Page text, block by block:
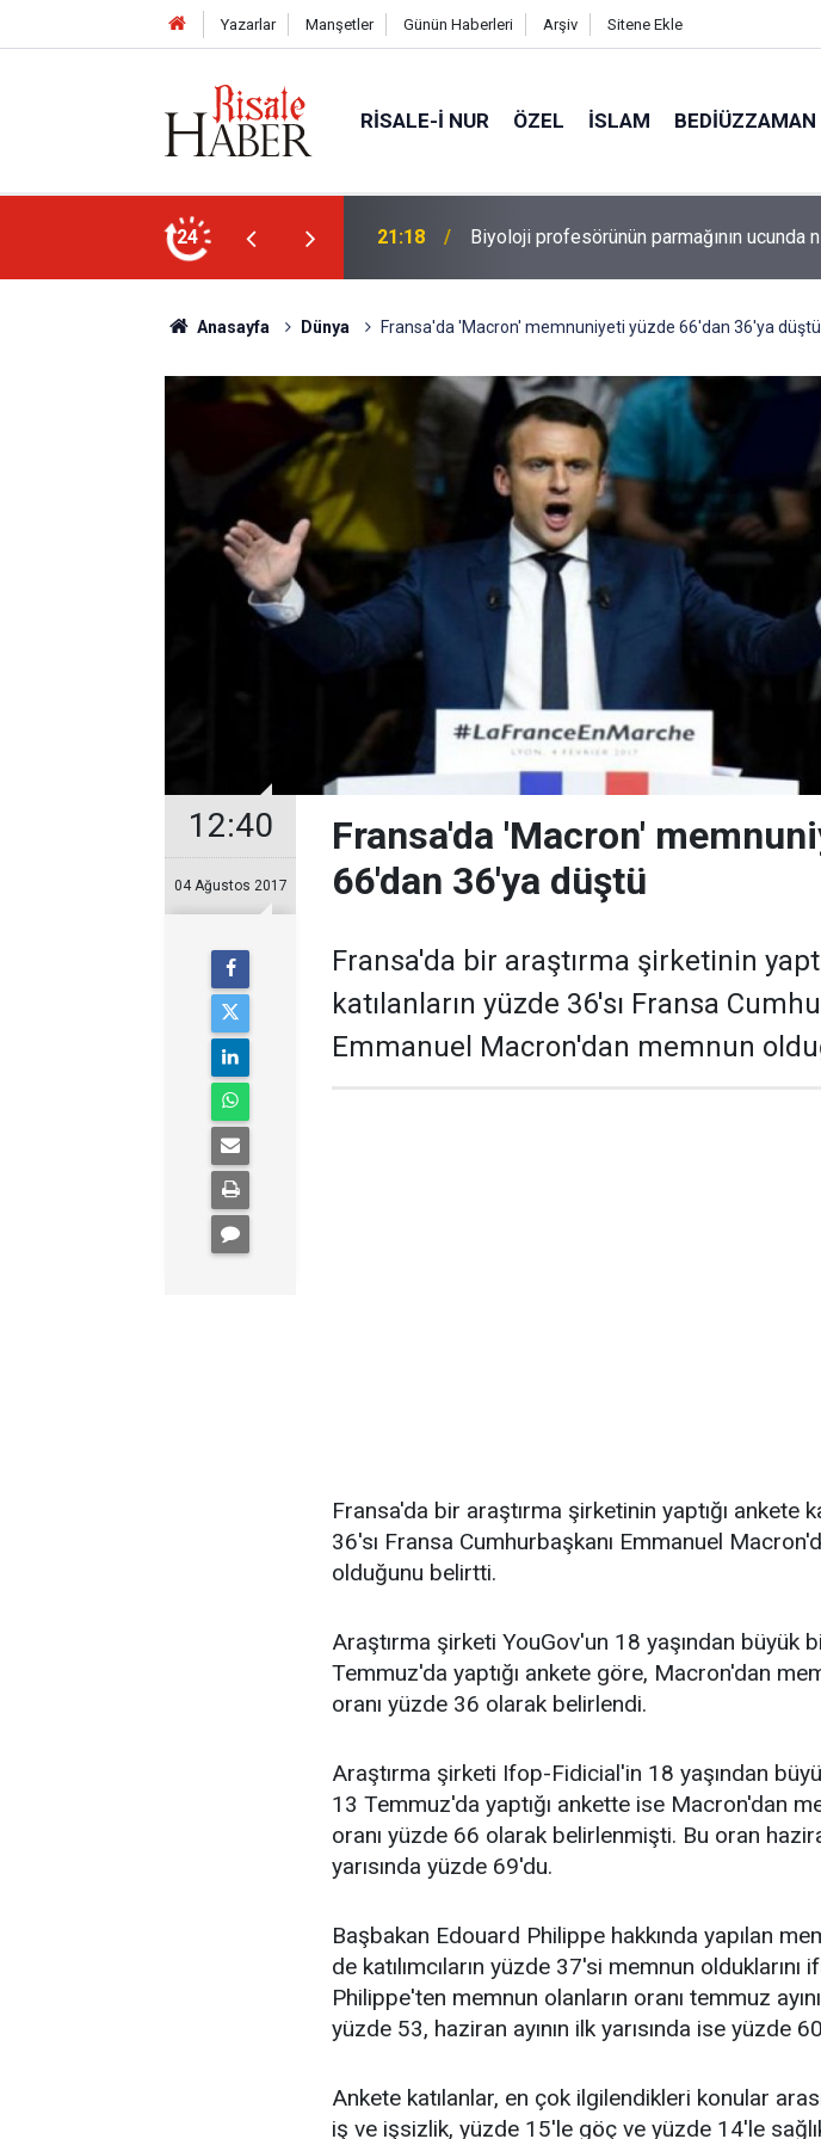
Yazarlar Manşetler Günün Haberleri Arşiv Sitene Ekle
RISALE-I NUR ÖZEL İSLAM BEDIÜZZAMAN
24
ucunda niçin göz yok? 20:11 Türkiye, Suudi Arabistan ve Pakistan Ortak
Anasayfa Dünya Fransa'da 'Macron' memnuniyeti yüzde 66'dan 36'ya düştü
12:40
04 Ağustos 2017
Fransa'da 'Macron'
66'dan 36'ya düştü
Fransa'da bir araştırma şirketinin
katılanların yüzde 36'sı Fransa
Emmanuel Macron'dan memnun
Fransa'da bir araştırma şirketinin yaptığı ankete
36'sı Fransa Cumhurbaşkanı Emmanuel
olduğunu belirtti.
Araştırma şirketi YouGov'un 18 yaşından büyük
Temmuz'da yaptığı ankete göre, Macron'dan
oranı yüzde 36 olarak belirlendi.
Araştırma şirketi Ifop-Fidicial'in 18 yaşından
13 Temmuz'da yaptığı ankette ise Macron'dan
oranı yüzde 66 olarak belirlenmişti. Bu oran
yarısında yüzde 69'du.
Başbakan Edouard Philippe hakkında yapılan
de katılımcıların yüzde 37'si memnun olduklarını
Philippe'ten memnun olanların oranı temmuz
yüzde 53, haziran ayının ilk yarısında ise yüzde
Ankete katılanlar, en çok ilgilendikleri konular
iş ve işsizlik, yüzde 15'le göç ve yüzde 14'le